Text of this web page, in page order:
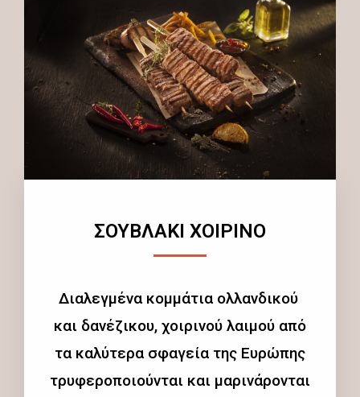
ΣΟΥΒΛΑΚΙ ΧΟΙΡΙΝΟ
Διαλεγμένα κομμάτια ολλανδικού
και δανέζικου, χοιρινού λαιμού από
τα καλύτερα σφαγεία της Ευρώπης
τρυφεροποιούνται και μαρινάρονται